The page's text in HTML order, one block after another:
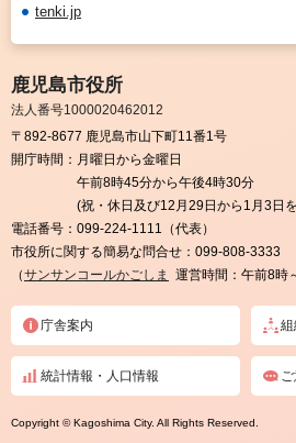
tenki.jp
鹿児島市役所
法人番号1000020462012
〒892-8677 鹿児島市山下町11番1号
開庁時間： 月曜日から金曜日
午前8時45分から午後4時30分
(祝・休日及び12月29日から1月3日
電話番号： 099-224-1111（代表）
市役所に関する簡易な問合せ： 099-808-3333
（サンサンコールかごしま 運営時間：午前8時
庁舎案内 組
統計情報・人口情報
Copyright © Kagoshima City. All Rights Reserved.